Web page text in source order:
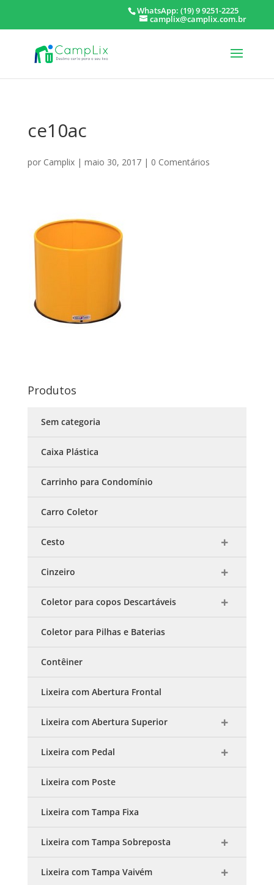
WhatsApp: (19) 9 9251-2225
camplix@camplix.com.br
ce10ac
por Camplix| maio 30, 2017| 0 Comentários
Produtos
Sem categoria
Caixa Plástica
Carrinho para Condomínio
Carro Coletor
Cesto
Cinzeiro
Coletor para copos Descartáveis
Coletor para Pilhas e Baterias
Contêiner
Lixeira com Abertura Frontal
Lixeira com Abertura Superior
Lixeira com Pedal
Lixeira com Poste
Lixeira com Tampa Fixa
Lixeira com Tampa Sobreposta
Lixeira com Tampa Vaivém